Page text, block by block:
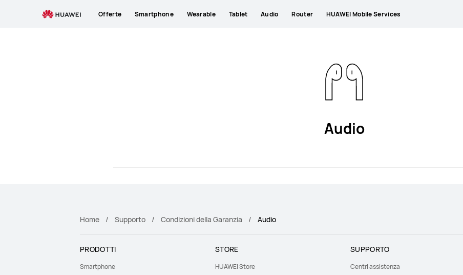
Offerte Smartphone Wearable Tablet Audio Router HUAWEI Mobile Services
Audio
Home Supporto Condizioni della Garanzia Audio
PRODOTTI
Smartphone
STORE
HUAWEI Store
SUPPORTO
Centri assistenza